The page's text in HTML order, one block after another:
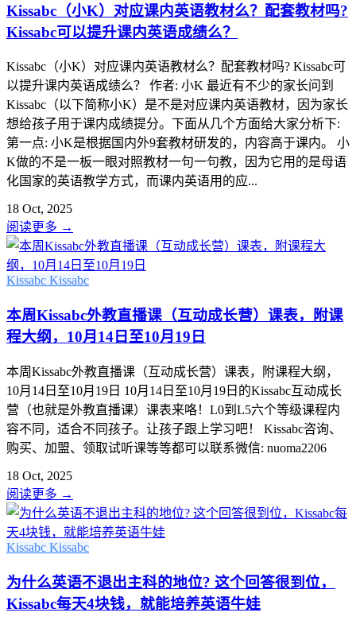
Kissabc（小K）对应课内英语教材么？配套教材吗?
Kissabc可以提升课内英语成绩么？
Kissabc（小K）对应课内英语教材么？配套教材吗? Kissabc可
以提升课内英语成绩么？ 作者: 小K 最近有不少的家长问到
Kissabc（以下简称小K）是不是对应课内英语教材，因为家长
想给孩子用于课内成绩提分。下面从几个方面给大家分析下:
第一点: 小K是根据国内外9套教材研发的，内容高于课内。 小
K做的不是一板一眼对照教材一句一句教，因为它用的是母语
化国家的英语教学方式，而课内英语用的应...
18 Oct, 2025
阅读更多 →
Kissabc Kissabc
本周Kissabc外教直播课（互动成长营）课表，附课
程大纲，10月14日至10月19日
本周Kissabc外教直播课（互动成长营）课表，附课程大纲，
10月14日至10月19日 10月14日至10月19日的Kissabc互动成长
营（也就是外教直播课）课表来咯！L0到L5六个等级课程内
容不同，适合不同孩子。让孩子跟上学习吧！ Kissabc咨询、
购买、加盟、领取试听课等等都可以联系微信: nuoma2206
18 Oct, 2025
阅读更多 →
Kissabc Kissabc
为什么英语不退出主科的地位? 这个回答很到位，
Kissabc每天4块钱，就能培养英语牛娃